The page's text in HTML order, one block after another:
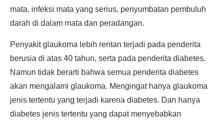
mata, infeksi mata yang serius, penyumbatan pembuluh
darah di dalam mata dan peradangan.
Penyakit glaukoma lebih rentan terjadi pada penderita
berusia di atas 40 tahun, serta pada penderita diabetes.
Namun tidak berarti bahwa semua penderita diabetes
akan mengalami glaukoma. Mengingat hanya glaukoma
jenis tertentu yang terjadi karena diabetes. Dan hanya
diabetes jenis tertentu yang dapat menyebabkan